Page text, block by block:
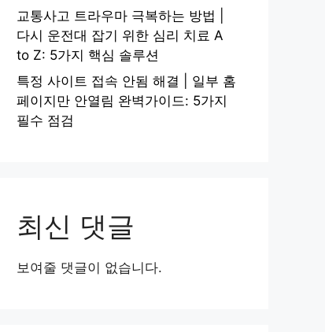
교통사고 트라우마 극복하는 방법 |
다시 운전대 잡기 위한 심리 치료 A
to Z: 5가지 핵심 솔루션
특정 사이트 접속 안됨 해결 | 일부 홈
페이지만 안열림 완벽가이드: 5가지
필수 점검
최신 댓글
보여줄 댓글이 없습니다.